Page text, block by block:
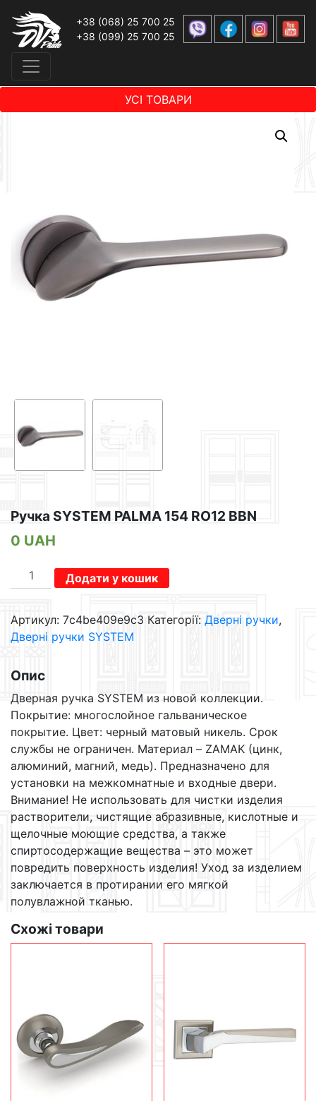
+38 (068) 25 700 25
+38 (099) 25 700 25
УСІ ТОВАРИ
Ручка SYSTEM PALMA 154 RO12 BBN
0 UAH
Ручка
SYSTEM
154
RO12
кількість
Додати у кошик
Артикул: 7c4be409e9c3 Категорії: Дверні ручки,
Дверні ручки SYSTEM
Опис
Дверная ручка SYSTEM из новой коллекции.
Покрытие: многослойное гальваническое
покрытие. Цвет: черный матовый никель. Срок
службы не ограничен. Материал – ZAMAK (цинк,
алюминий, магний, медь). Предназначено для
установки на межкомнатные и входные двери.
Внимание! Не использовать для чистки изделия
растворители, чистящие абразивные, кислотные и
щелочные моющие средства, а также
спиртосодержащие вещества – это может
повредить поверхность изделия! Уход за изделием
заключается в протирании его мягкой
полувлажной тканью.
Схожі товари